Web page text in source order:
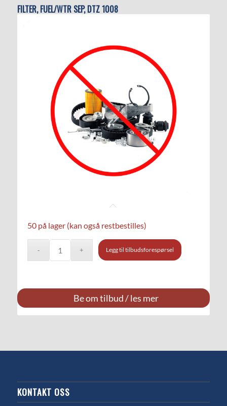
FILTER, FUEL/WTR SEP, DTZ 1008
50 på lager (kan også restbestilles)
Legg til tilbudsforespørsel
Be om tilbud / les mer
KONTAKT OSS